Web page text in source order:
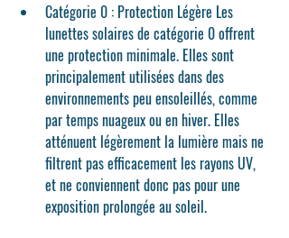
Catégorie 0 : Protection Légère Les
lunettes solaires de catégorie 0 offrent
une protection minimale. Elles sont
principalement utilisées dans des
environnements peu ensoleillés, comme
par temps nuageux ou en hiver. Elles
atténuent légèrement la lumière mais ne
filtrent pas efficacement les rayons UV,
et ne conviennent donc pas pour une
exposition prolongée au soleil.